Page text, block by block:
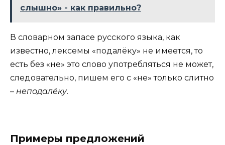
слышно» - как правильно?
В словарном запасе русского языка, как
известно, лексемы «подалёку» не имеется, то
есть без «не» это слово употребляться не может,
следовательно, пишем его с «не» только слитно
– неподалёку.
Примеры предложений